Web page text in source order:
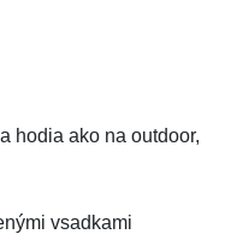
hodia ako na outdoor,
vsadkami